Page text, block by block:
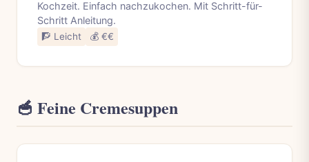
Kochzeit. Einfach nachzukochen. Mit Schritt-für-
Schritt Anleitung.
🧗 Leicht 💰 €€
🥣 Feine Cremesuppen